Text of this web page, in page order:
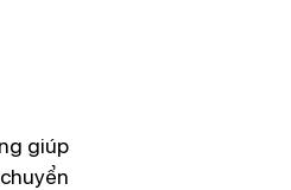
giúp